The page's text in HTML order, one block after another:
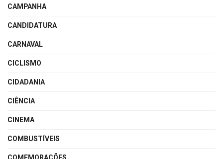
CAMPANHA
CANDIDATURA
CARNAVAL
CICLISMO
CIDADANIA
CIÊNCIA
CINEMA
COMBUSTÍVEIS